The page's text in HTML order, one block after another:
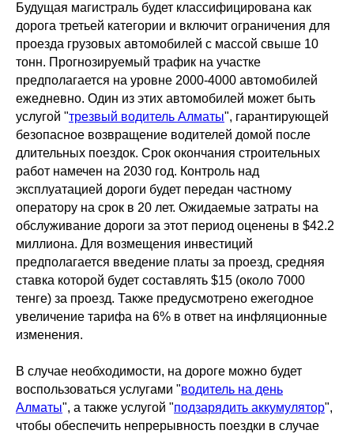
Будущая магистраль будет классифицирована как
дорога третьей категории и включит ограничения для
проезда грузовых автомобилей с массой свыше 10
тонн. Прогнозируемый трафик на участке
предполагается на уровне 2000-4000 автомобилей
ежедневно. Один из этих автомобилей может быть
услугой "трезвый водитель Алматы", гарантирующей
безопасное возвращение водителей домой после
длительных поездок. Срок окончания строительных
работ намечен на 2030 год. Контроль над
эксплуатацией дороги будет передан частному
оператору на срок в 20 лет. Ожидаемые затраты на
обслуживание дороги за этот период оценены в $42.2
миллиона. Для возмещения инвестиций
предполагается введение платы за проезд, средняя
ставка которой будет составлять $15 (около 7000
тенге) за проезд. Также предусмотрено ежегодное
увеличение тарифа на 6% в ответ на инфляционные
изменения.
В случае необходимости, на дороге можно будет
воспользоваться услугами "водитель на день
Алматы", а также услугой "подзарядить аккумулятор",
чтобы обеспечить непрерывность поездки в случае